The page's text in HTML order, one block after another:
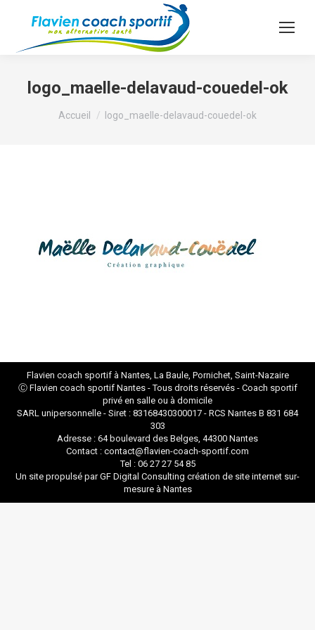
logo_maelle-delavaud-couedel-ok
Vous êtes ici :
Accueil logo_maelle-delavaud-couedel-ok
Flavien coach sportif à Nantes, La Baule, Pornichet, Saint-Nazaire
Ⓒ Flavien coach sportif Nantes- Tous droits réservés - Coach sportif
privé en salle ou à domicile
SARL unipersonnelle - Siret : 83168430300017 - RCS Nantes B 831 684
303
Adresse : 64 boulevard des Belges, 44300 Nantes
Contact : contact@flavien-coach-sportif.com
Tel : 06 27 27 54 85
Un site propulsé par GF Digital Consulting création de site internet sur-
mesure à Nantes